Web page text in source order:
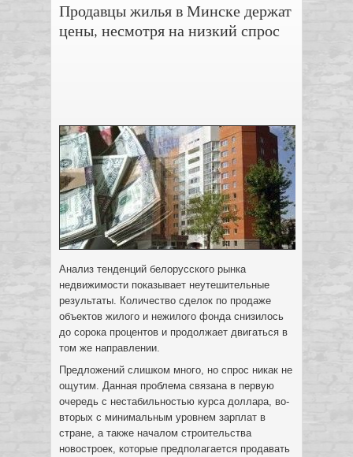
Продавцы жилья в Минске держат
цены, несмотря на низкий спрос
Анализ тенденций белорусского рынка
недвижимости показывает неутешительные
результаты. Количество сделок по продаже
объектов жилого и нежилого фонда снизилось
до сорока процентов и продолжает двигаться в
том же направлении.
Предложений слишком много, но спрос никак не
ощутим. Данная проблема связана в первую
очередь с нестабильностью курса доллара, во-
вторых с минимальным уровнем зарплат в
стране, а также началом строительства
новостроек, которые предполагается продавать